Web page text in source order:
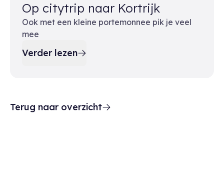
Op citytrip naar Kortrijk
Ook met een kleine portemonnee pik je veel
mee
Verder lezen
Terug naar overzicht